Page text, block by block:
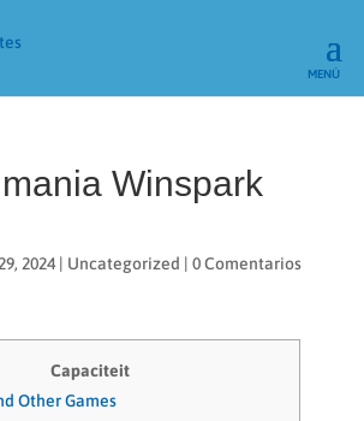
Winspark
2024| Uncategorized | 0 Comentarios
Capaciteit
Other Games